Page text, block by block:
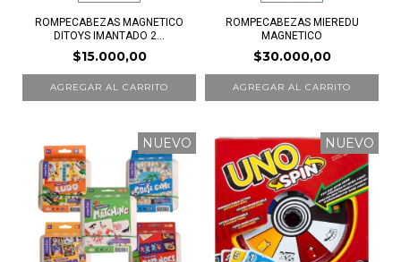
ROMPECABEZAS MAGNETICO
DITOYS IMANTADO 2...
$15.000,00
AGREGAR AL CARRITO
ROMPECABEZAS MIEREDU
MAGNETICO
$30.000,00
AGREGAR AL CARRITO
NUEVO NUEVO